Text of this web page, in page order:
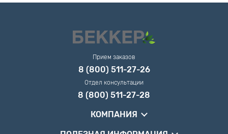
Прием заказов
8 (800) 511-27-26
Отдел консультации
8 (800) 511-27-28
КОМПАНИЯ